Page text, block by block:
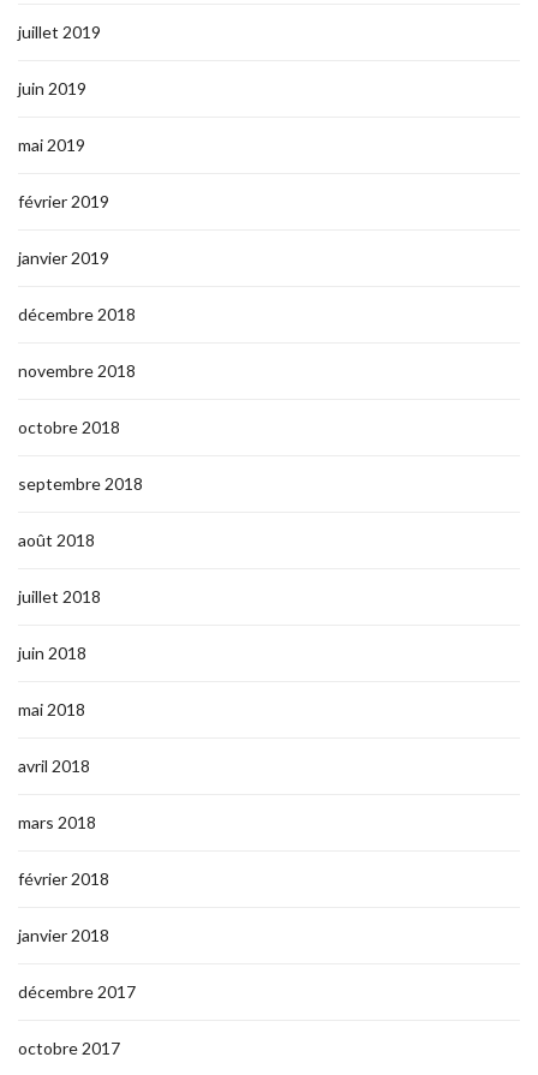
juillet 2019
juin 2019
mai 2019
février 2019
janvier 2019
décembre 2018
novembre 2018
octobre 2018
septembre 2018
août 2018
juillet 2018
juin 2018
mai 2018
avril 2018
mars 2018
février 2018
janvier 2018
décembre 2017
octobre 2017